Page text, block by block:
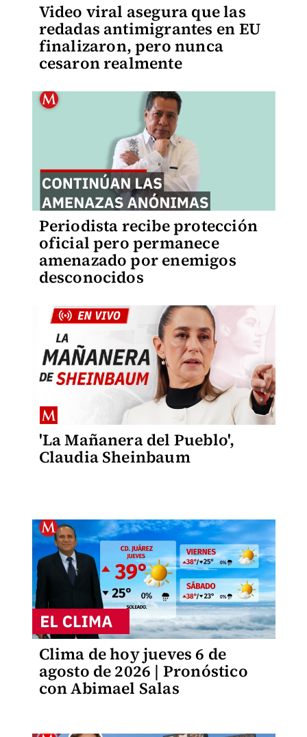
Video viral asegura que las
redadas antimigrantes en EU
finalizaron, pero nunca
cesaron realmente
Periodista recibe protección
oficial pero permanece
amenazado por enemigos
desconocidos
'La Mañanera del Pueblo',
Claudia Sheinbaum
Clima de hoy jueves 6 de
agosto de 2026 | Pronóstico
con Abimael Salas